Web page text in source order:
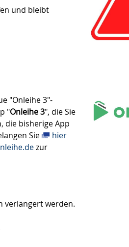
und bleibt
"Onleihe 3"-
"Onleihe 3", die Sie
die bisherige App
Sie
hier
zur
verlängert werden.